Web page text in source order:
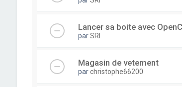
Lancer sa boite avec
parSRI
Magasin de vetement
parchristophe66200